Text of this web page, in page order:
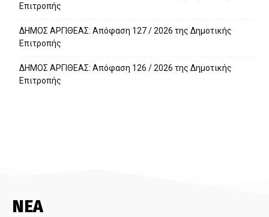
Επιτροπής
ΔΗΜΟΣ ΑΡΓΙΘΕΑΣ: Απόφαση 127 / 2026 της Δημοτικής
Επιτροπής
ΔΗΜΟΣ ΑΡΓΙΘΕΑΣ: Απόφαση 126 / 2026 της Δημοτικής
Επιτροπής
ΝΕΑ